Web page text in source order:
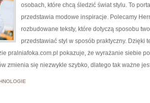
osobach, które chcą śledzić świat stylu. To
przedstawia modowe inspiracje. Polecamy
rozbudowane teksty, które dotyczą sposobu
przedstawiać styl w sposób praktyczny. Dzięki
pralniafoka.com.pl pokazuje, że wyrażanie siebie
zmienia się niezwykle szybko, dlatego tak ważne